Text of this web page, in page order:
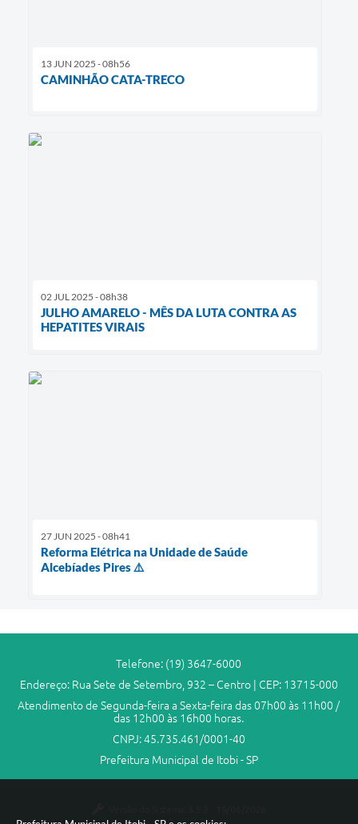
13 JUN 2025 - 08h56
CAMINHÃO CATA-TRECO
02 JUL 2025 - 08h38
JULHO AMARELO - MÊS DA LUTA CONTRA AS
HEPATITES VIRAIS
27 JUN 2025 - 08h41
Reforma Elétrica na Unidade de Saúde
Alcebíades Pires ⚠️
Telefone: (19) 3647-6000
Endereço: Rua Sete de Setembro, 932 – Centro | CEP: 13715-000
Atendimento de Segunda-feira a Sexta-feira das 07h00 às 11h00 /
das 12h00 às 16h00 horas.
CNPJ: 45.735.461/0001-40
Prefeitura Municipal de Itobi - SP